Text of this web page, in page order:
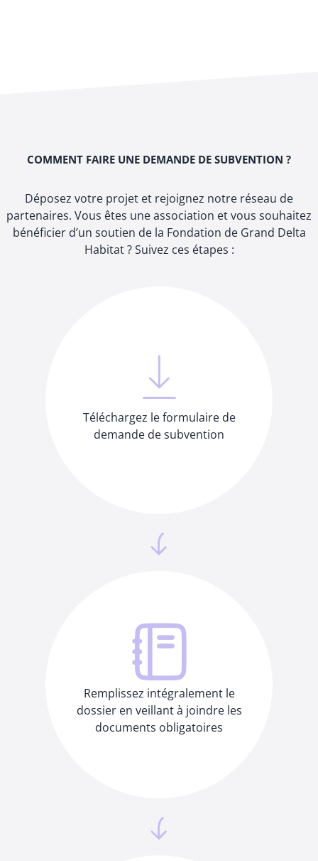
COMMENT FAIRE UNE DEMANDE DE SUBVENTION ?
Déposez votre projet et rejoignez notre réseau de
partenaires. Vous êtes une association et vous souhaitez
bénéficier d’un soutien de la Fondation de Grand Delta
Habitat ? Suivez ces étapes :
Téléchargez le formulaire de
demande de subvention
Remplissez intégralement le
dossier en veillant à joindre les
documents obligatoires